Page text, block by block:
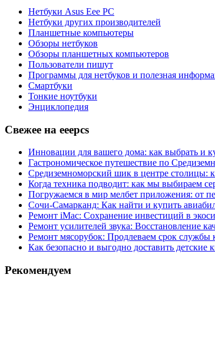
Нетбуки Asus Eee PC
Нетбуки других производителей
Планшетные компьютеры
Обзоры нетбуков
Обзоры планшетных компьютеров
Пользователи пишут
Программы для нетбуков и полезная
Смартбуки
Тонкие ноутбуки
Энциклопедия
Свежее на eeepcs
Инновации для вашего дома: как выбрать и
Гастрономическое путешествие по
Средиземноморский шик в центре столицы:
Когда техника подводит: как мы выбираем
Погружаемся в мир мелбет приложения: от
Сочи-Самарканд: Как найти и купить
Ремонт iMac: Сохранение инвестиций в
Ремонт усилителей звука: Восстановление
Ремонт мясорубок: Продлеваем срок
Как безопасно и выгодно доставить
Рекомендуем